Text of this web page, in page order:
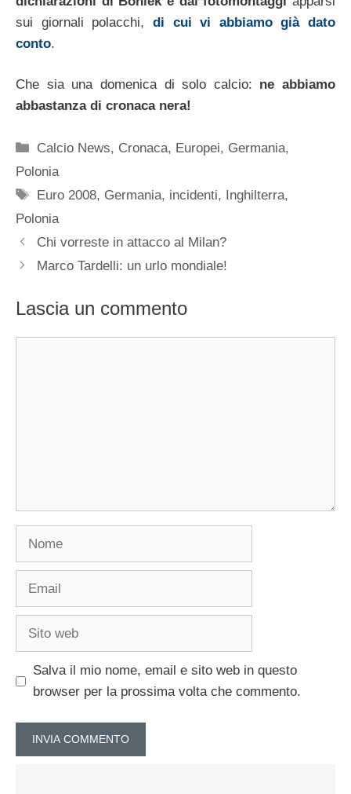
sui giornali polacchi, di cui vi abbiamo già dato
conto.
Che sia una domenica di solo calcio: ne abbiamo
abbastanza di cronaca nera!
Categorie
Calcio News, Cronaca, Europei, Germania,
Polonia
Tag
Euro 2008, Germania, incidenti, Inghilterra,
Polonia
Chi vorreste in attacco al Milan?
Marco Tardelli: un urlo mondiale!
Lascia un commento
Nome
Email
Sito
Salva il mio nome, email e sito web in questo
browser per la prossima volta che commento.